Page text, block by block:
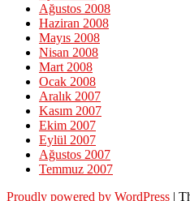
Ağustos 2008
Haziran 2008
Mayıs 2008
Nisan 2008
Mart 2008
Ocak 2008
Aralık 2007
Kasım 2007
Ekim 2007
Eylül 2007
Ağustos 2007
Temmuz 2007
Proudly powered by WordPress |